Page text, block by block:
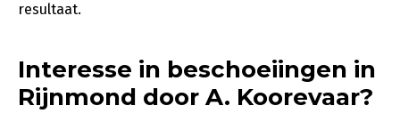
resultaat.
Interesse in beschoeiingen in
Rijnmond door A. Koorevaar?